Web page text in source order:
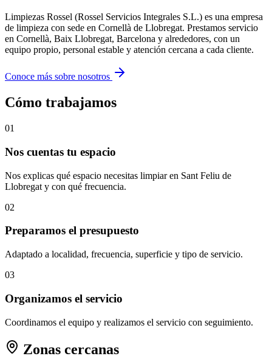
Limpiezas Rossel (Rossel Servicios Integrales S.L.) es una empresa
de limpieza con sede en Cornellà de Llobregat. Prestamos servicio
en Cornellà, Baix Llobregat, Barcelona y alrededores, con un
equipo propio, personal estable y atención cercana a cada cliente.
Conoce más sobre nosotros
Cómo trabajamos
01
Nos cuentas tu espacio
Nos explicas qué espacio necesitas limpiar en Sant Feliu de
Llobregat y con qué frecuencia.
02
Preparamos el presupuesto
Adaptado a localidad, frecuencia, superficie y tipo de servicio.
03
Organizamos el servicio
Coordinamos el equipo y realizamos el servicio con seguimiento.
Zonas cercanas